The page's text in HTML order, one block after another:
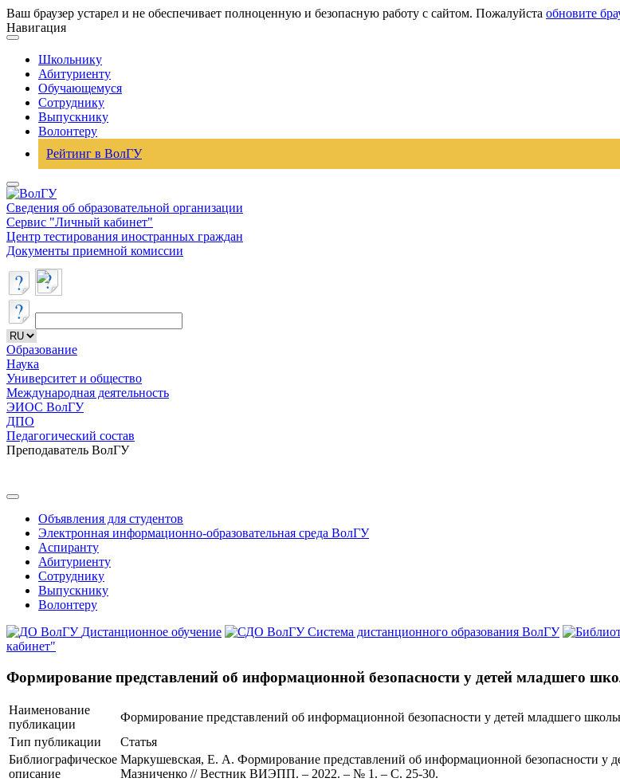
Ваш браузер устарел и не обеспечивает полноценную и безопасную работу с сайтом. Пожалуйста обновите
Навигация
Школьнику
Абитуриенту
Обучающемуся
Сотруднику
Выпускнику
Волонтеру
Рейтинг в ВолГУ
Сведения об образовательной организации
Сервис "Личный кабинет"
Центр тестирования иностранных граждан
Документы приемной комиссии
Образование
Наука
Университет и общество
Международная деятельность
ЭИОС ВолГУ
ДПО
Педагогический состав
Преподаватель ВолГУ
Объявления для студентов
Электронная информационно-образовательная среда ВолГУ
Аспиранту
Абитуриенту
Сотруднику
Выпускнику
Волонтеру
Дистанционное обучение
Система дистанционного образования ВолГУ
кабинет"
Формирование представлений об информационной безопасности у детей младшего
Наименование
публикации
Формирование представлений об информационной безопасности у детей младшего
Тип публикации
Статья
Библиографическое
описание
Маркушевская, Е. А. Формирование представлений об информационной безопасности у
Мазниченко // Вестник ВИЭПП. – 2022. – № 1. – С. 25-30.